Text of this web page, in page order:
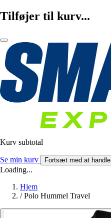
Tilføjer til kurv...
Kurv subtotal
Se min kurv Fortsæt med at handle
Loading...
Hjem
/ Polo Hummel Travel